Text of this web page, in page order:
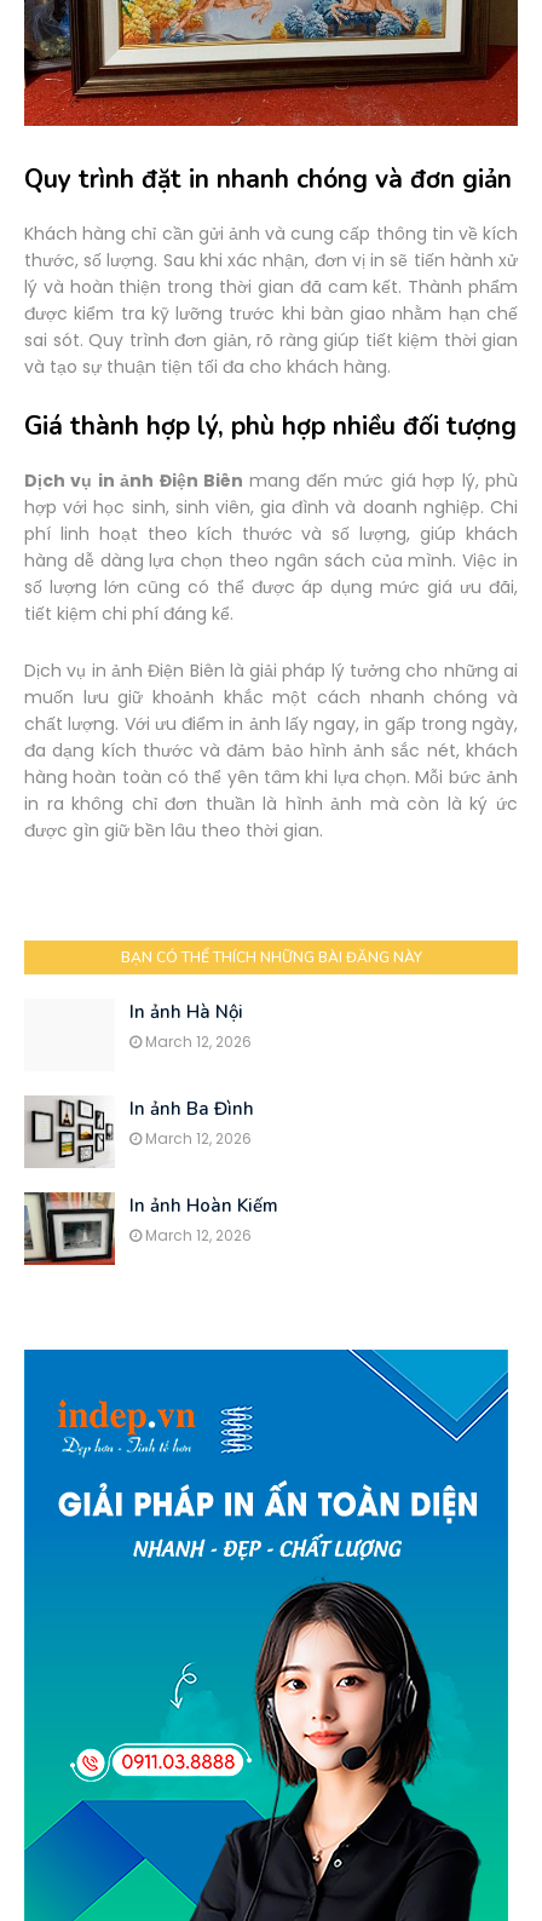
Quy trình đặt in nhanh chóng và đơn giản
Khách hàng chỉ cần gửi ảnh và cung cấp thông tin về kích
thước, số lượng. Sau khi xác nhận, đơn vị in sẽ tiến hành xử
lý và hoàn thiện trong thời gian đã cam kết. Thành phẩm
được kiểm tra kỹ lưỡng trước khi bàn giao nhằm hạn chế
sai sót. Quy trình đơn giản, rõ ràng giúp tiết kiệm thời gian
và tạo sự thuận tiện tối đa cho khách hàng.
Giá thành hợp lý, phù hợp nhiều đối tượng
Dịch vụ in ảnh Điện Biên mang đến mức giá hợp lý, phù
hợp với học sinh, sinh viên, gia đình và doanh nghiệp. Chi
phí linh hoạt theo kích thước và số lượng, giúp khách
hàng dễ dàng lựa chọn theo ngân sách của mình. Việc in
số lượng lớn cũng có thể được áp dụng mức giá ưu đãi,
tiết kiệm chi phí đáng kể.
Dịch vụ in ảnh Điện Biên là giải pháp lý tưởng cho những ai
muốn lưu giữ khoảnh khắc một cách nhanh chóng và
chất lượng. Với ưu điểm in ảnh lấy ngay, in gấp trong ngày,
đa dạng kích thước và đảm bảo hình ảnh sắc nét, khách
hàng hoàn toàn có thể yên tâm khi lựa chọn. Mỗi bức ảnh
in ra không chỉ đơn thuần là hình ảnh mà còn là ký ức
được gìn giữ bền lâu theo thời gian.
BẠN CÓ THỂ THÍCH NHỮNG BÀI ĐĂNG NÀY
In ảnh Hà Nội
March 12, 2026
In ảnh Ba Đình
March 12, 2026
In ảnh Hoàn Kiếm
March 12, 2026